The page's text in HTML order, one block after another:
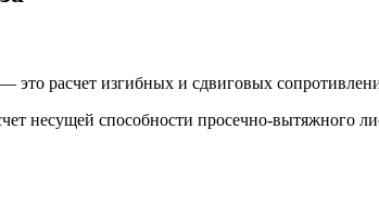
расчет изгибных и сдвиговых